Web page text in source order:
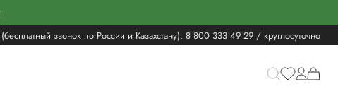
звонок по России и Казахстану): 8 800 333 49 29 / круглосуточно